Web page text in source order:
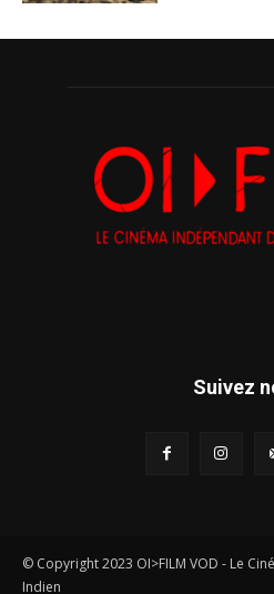
Suivez
© Copyright 2023 OI>FILM VOD - Le
Indien